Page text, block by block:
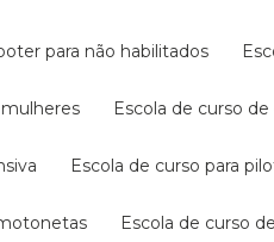
para não habilitados
escola de curso
escola de curso para
escola de curso